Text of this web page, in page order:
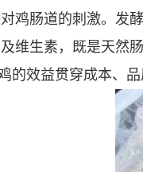
鸡肠道的刺激。发
维生素，既是天然
的效益贯穿成本、